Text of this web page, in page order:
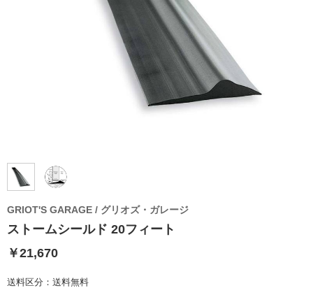
GRIOT'S GARAGE / グリオズ・ガレージ
ストームシールド 20フィート
￥21,670
送料区分： 送料無料